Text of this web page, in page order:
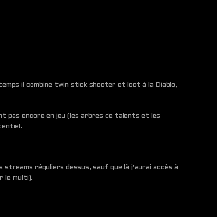
temps il combine twin stick shooter et loot à la Diablo,
pas encore en jeu (les arbres de talents et les
réguliers dessus, sauf que là j’aurai accès à
le multi).